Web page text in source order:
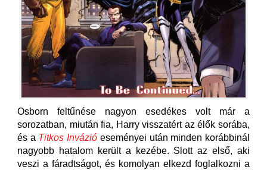
Osborn feltűnése nagyon esedékes volt már a
sorozatban, miután fia, Harry visszatért az élők sorába,
és a Titkos Invázió eseményei után minden korábbinál
nagyobb hatalom került a kezébe. Slott az első, aki
veszi a fáradtságot, és komolyan elkezd foglalkozni a